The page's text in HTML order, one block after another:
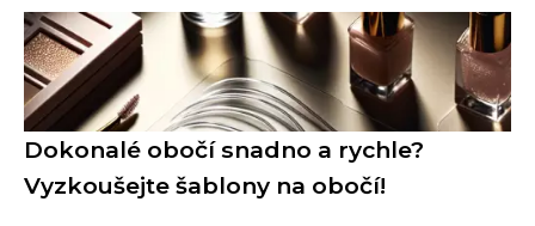
Dokonalé obočí snadno a rychle?
Vyzkoušejte šablony na obočí!